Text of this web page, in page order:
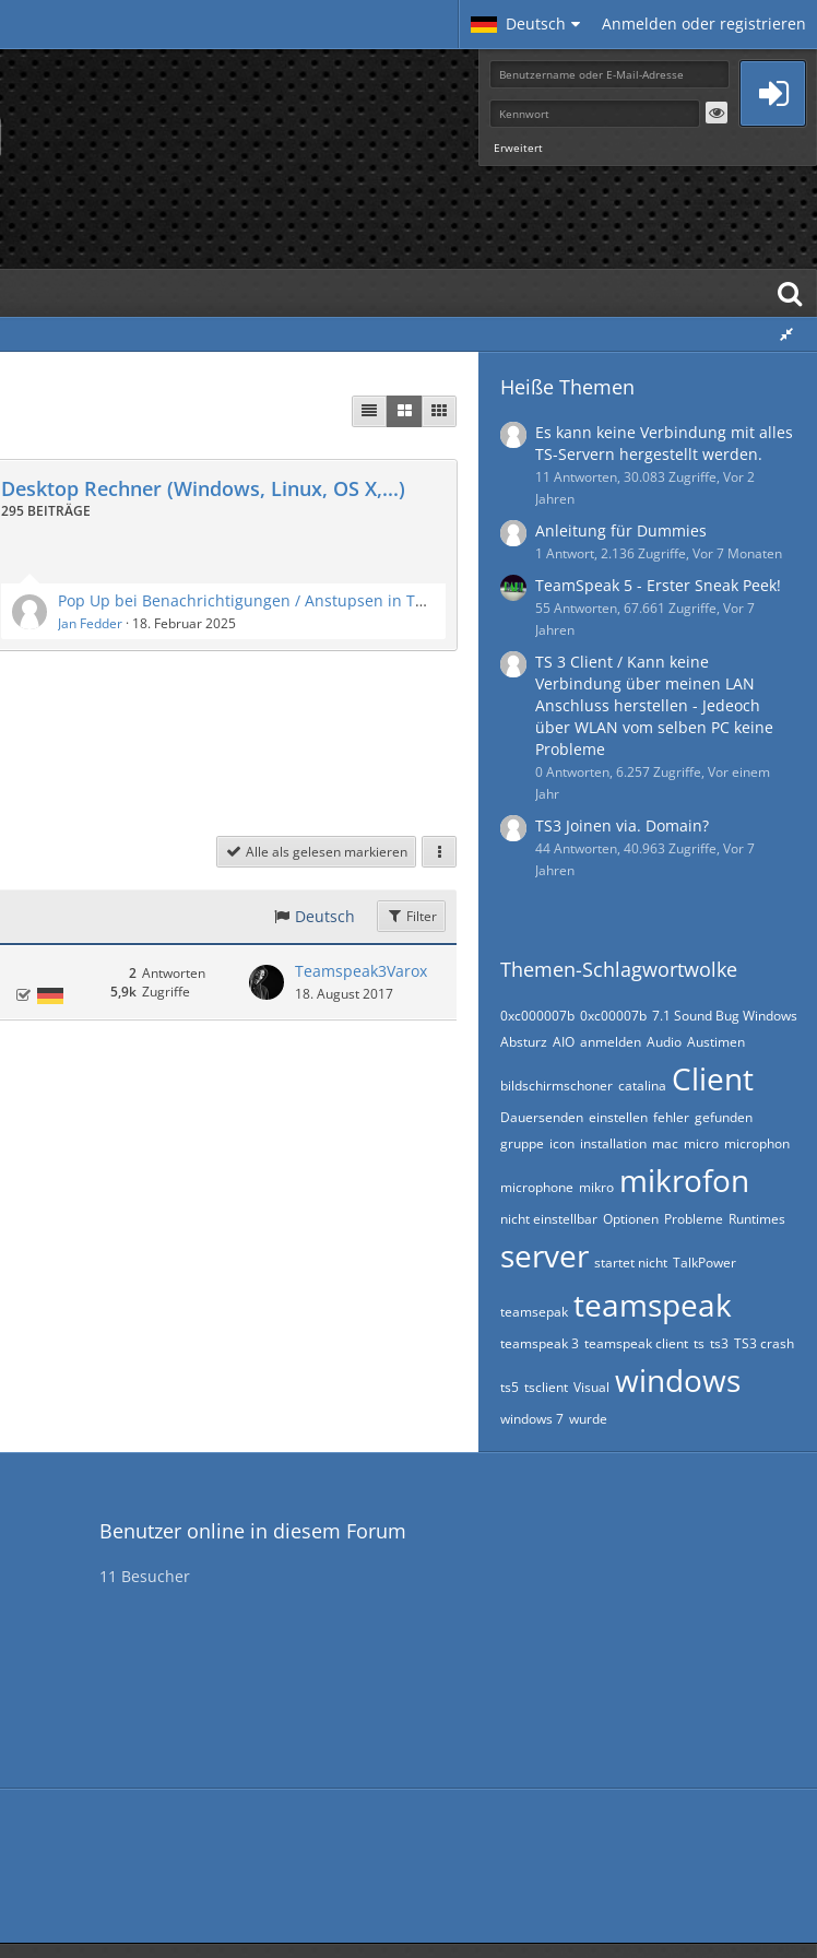
Deutsch Anmelden oder registrieren
Erweitert
Desktop Rechner (Windows, Linux, OS X,...)
295 BEITRÄGE
Pop Up bei Benachrichtigungen / Anstupsen in TeamSpeak 3?
Jan Fedder 18. Februar 2025
Alle als gelesen markieren
Deutsch Filter
Antworten
2
Zugriffe
5,9k
Teamspeak3Varox
18. August 2017
Heiße Themen
Es kann keine Verbindung mit alles
TS-Servern hergestellt werden.
11 Antworten, 30.083 Zugriffe, Vor 2
Jahren
Anleitung für Dummies
1 Antwort, 2.136 Zugriffe, Vor 7 Monaten
TeamSpeak 5 - Erster Sneak Peek!
55 Antworten, 67.661 Zugriffe, Vor 7
Jahren
TS 3 Client / Kann keine
Verbindung über meinen LAN
Anschluss herstellen - Jedeoch
über WLAN vom selben PC keine
Probleme
0 Antworten, 6.257 Zugriffe, Vor einem
Jahr
TS3 Joinen via. Domain?
44 Antworten, 40.963 Zugriffe, Vor 7
Jahren
Themen-Schlagwortwolke
0xc000007b 0xc00007b 7.1 Sound Bug Windows
Absturz AIO anmelden Audio Austimen
bildschirmschoner catalina Client
Dauersenden einstellen fehler gefunden
gruppe icon installation mac micro microphon
microphone mikro mikrofon
nicht einstellbar Optionen Probleme Runtimes
server startet nicht TalkPower
teamsepak teamspeak
teamspeak 3 teamspeak client ts ts3 TS3 crash
ts5 tsclient Visual windows
windows 7 wurde
Benutzer online in diesem Forum
11 Besucher